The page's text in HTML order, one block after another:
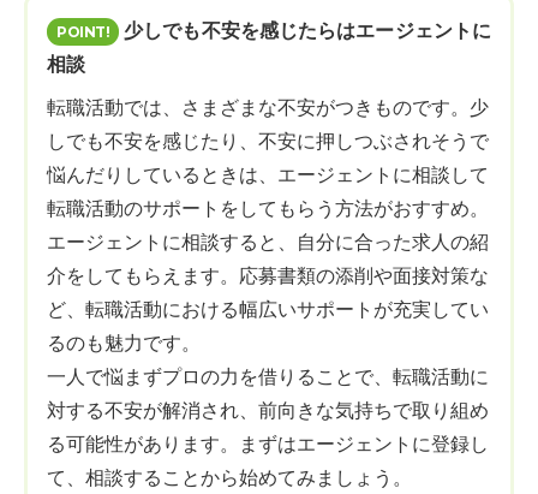
少しでも不安を感じたらはエージェントに
相談
転職活動では、さまざまな不安がつきものです。少
しでも不安を感じたり、不安に押しつぶされそうで
悩んだりしているときは、エージェントに相談して
転職活動のサポートをしてもらう方法がおすすめ。
エージェントに相談すると、自分に合った求人の紹
介をしてもらえます。応募書類の添削や面接対策な
ど、転職活動における幅広いサポートが充実してい
るのも魅力です。
一人で悩まずプロの力を借りることで、転職活動に
対する不安が解消され、前向きな気持ちで取り組め
る可能性があります。まずはエージェントに登録し
て、相談することから始めてみましょう。